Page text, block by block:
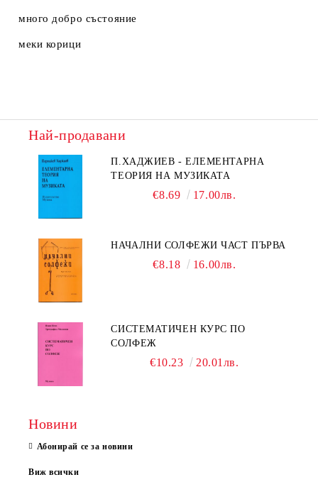
много добро състояние
меки корици
Най-продавани
П.ХАДЖИЕВ - ЕЛЕМЕНТАРНА
ТЕОРИЯ НА МУЗИКАТА
€8.69 17.00лв.
НАЧАЛНИ СОЛФЕЖИ ЧАСТ ПЪРВА
€8.18 16.00лв.
СИСТЕМАТИЧЕН КУРС ПО
СОЛФЕЖ
€10.23 20.01лв.
Новини
Абонирай се за новини
Виж всички